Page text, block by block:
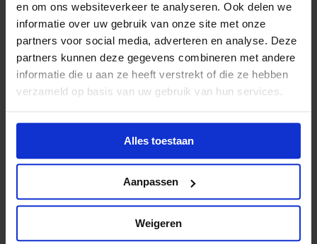
en om ons websiteverkeer te analyseren. Ook delen we
informatie over uw gebruik van onze site met onze
partners voor social media, adverteren en analyse. Deze
partners kunnen deze gegevens combineren met andere
informatie die u aan ze heeft verstrekt of die ze hebben
verzameld op basis van uw gebruik van hun services.
Alles toestaan
Aanpassen
Weigeren
Voor vragen kun je contact opnemen met:
Marie-Louise Kok (programmamanager)
viam.kok@mediafederatie.nlof 06 – 83 21 79 45
of met Wendy Woelders (programmamanager)
viaw.woelders@mediafederatie.nlof 06 – 82 94 78 46